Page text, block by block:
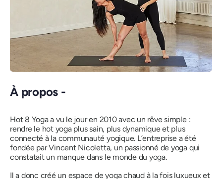
À propos -
Hot 8 Yoga a vu le jour en 2010 avec un rêve simple :
rendre le hot yoga plus sain, plus dynamique et plus
connecté à la communauté yogique. L’entreprise a été
fondée par Vincent Nicoletta, un passionné de yoga qui
constatait un manque dans le monde du yoga.
Il a donc créé un espace de yoga chaud à la fois luxueux et